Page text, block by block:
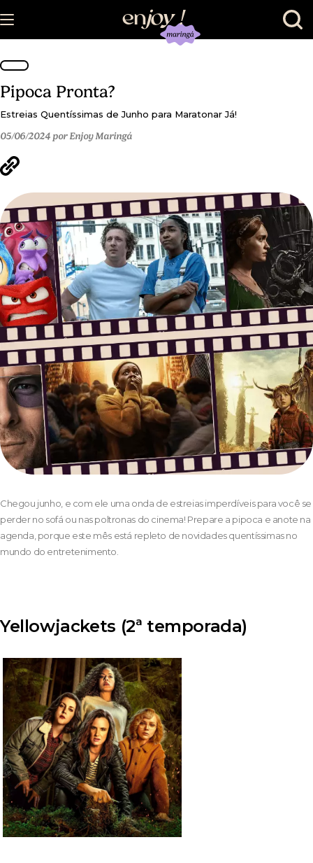
enjoy !
Pipoca Pronta?
Estreias Quentíssimas de Junho para Maratonar Já!
05/06/2024 por Enjoy Maringá
Chegou junho, e com ele uma onda de estreias imperdíveis para você se
perder no sofá ou nas poltronas do cinema! Prepare a pipoca e anote na
agenda, porque este mês está repleto de novidades quentíssimas no
mundo do entretenimento.
Yellowjackets (2ª temporada)